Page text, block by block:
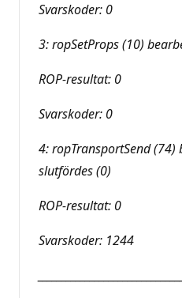
Svarskoder: 0
3: ropSetProps (10)
ROP-resultat: 0
Svarskoder: 0
4: ropTransportSend (74)
slutfördes (0)
ROP-resultat: 0
Svarskoder: 1244